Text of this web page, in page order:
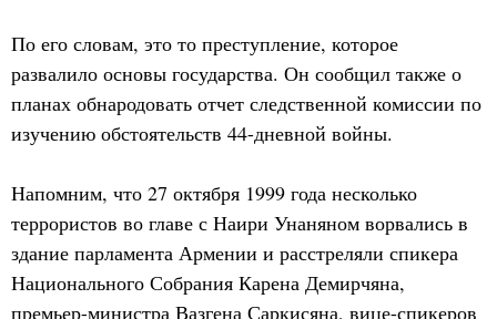
По его словам, это то преступление, которое
развалило основы государства. Он сообщил также о
планах обнародовать отчет следственной комиссии по
изучению обстоятельств 44-дневной войны.
Напомним, что 27 октября 1999 года несколько
террористов во главе с Наири Унаняном ворвались в
здание парламента Армении и расстреляли спикера
Национального Собрания Карена Демирчяна,
премьер-министра Вазгена Саркисяна, вице-спикеров